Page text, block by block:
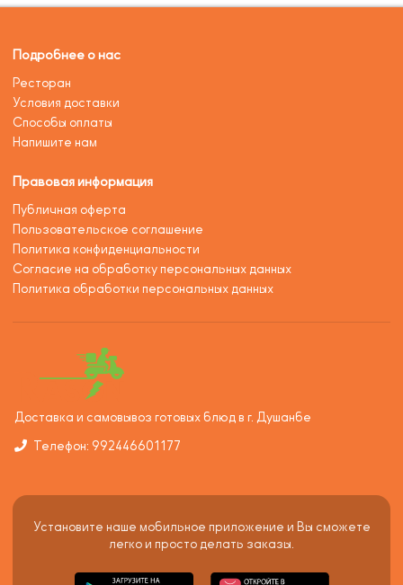
Подробнее о нас
Ресторан
Условия доставки
Способы оплаты
Напишите нам
Правовая информация
Публичная оферта
Пользовательское соглашение
Политика конфиденциальности
Согласие на обработку персональных данных
Политика обработки персональных данных
Доставка и самовывоз готовых блюд в г. Душанбе
Телефон: 992446601177
Установите наше мобильное приложение и Вы сможете
легко и просто делать заказы.